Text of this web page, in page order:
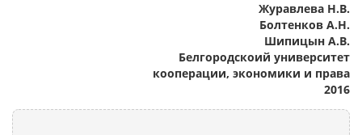
Журавлева Н.В.
Болтенков А.Н.
Шипицын А.В.
Белгородскоий университет
кооперации, экономики и права
2016